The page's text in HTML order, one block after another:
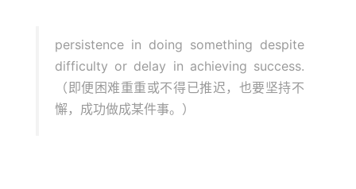
persistence in doing something despite
difficulty or delay in achieving success.
（即便困难重重或不得已推迟，也要坚持不
懈，成功做成某件事。）